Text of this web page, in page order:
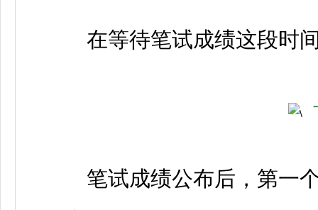
在等待笔试成绩这段时间
笔试成绩公布后，第一个